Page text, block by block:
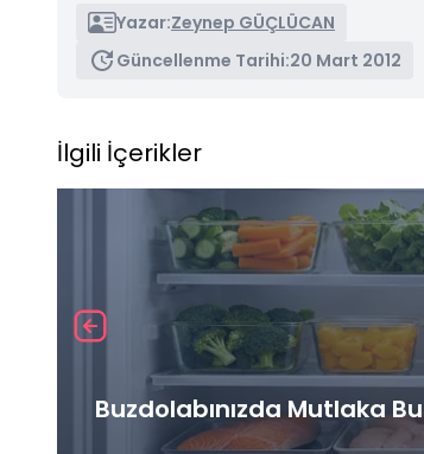
Yazar:Zeynep GÜÇLÜCAN
Güncellenme Tarihi:20 Mart 2012
İlgili İçerikler
Buzdolabınızda Mutlaka